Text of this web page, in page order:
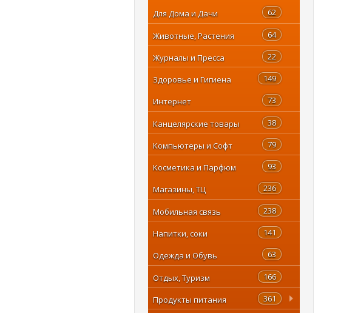
62
Для Дома и Дачи
64
Животные, Растения
22
Журналы и Пресса
149
Здоровье и Гигиена
73
Интернет
38
Канцелярские товары
79
Компьютеры и Софт
93
Косметика и Парфюм
236
Магазины, ТЦ
238
Мобильная связь
141
Напитки, соки
63
Одежда и Обувь
166
Отдых, Туризм
361
Продукты питания